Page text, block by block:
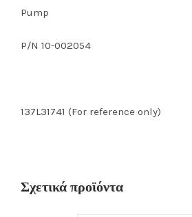
Pump
P/N 10-002054
137L31741 (For reference only)
Σχετικά προϊόντα